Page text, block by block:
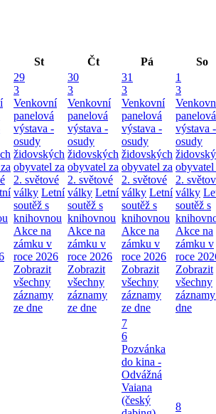
St Čt Pá
So
29
3
Venkovní
panelová
výstava -
osudy
židovských
obyvatel za
2. světové
války Letní
soutěž s
knihovnou
Akce na
zámku v
roce 2026
Zobrazit
všechny
záznamy
ze dne
30
3
Venkovní
panelová
výstava -
osudy
židovských
obyvatel za
2. světové
války Letní
soutěž s
knihovnou
Akce na
zámku v
roce 2026
Zobrazit
všechny
záznamy
ze dne
31
3
Venkovní
panelová
výstava -
osudy
židovských
obyvatel za
2. světové
války Letní
soutěž s
knihovnou
Akce na
zámku v
roce 2026
Zobrazit
všechny
záznamy
ze dne
1
3
panelová
výstava -
osudy
obyvatel
2.
války
soutěž s
Akce na
zámku v
roce
Zobrazit
všechny
dne
7
6
Pozvánka
do kina -
Odvážná
Vaiana
(český
8